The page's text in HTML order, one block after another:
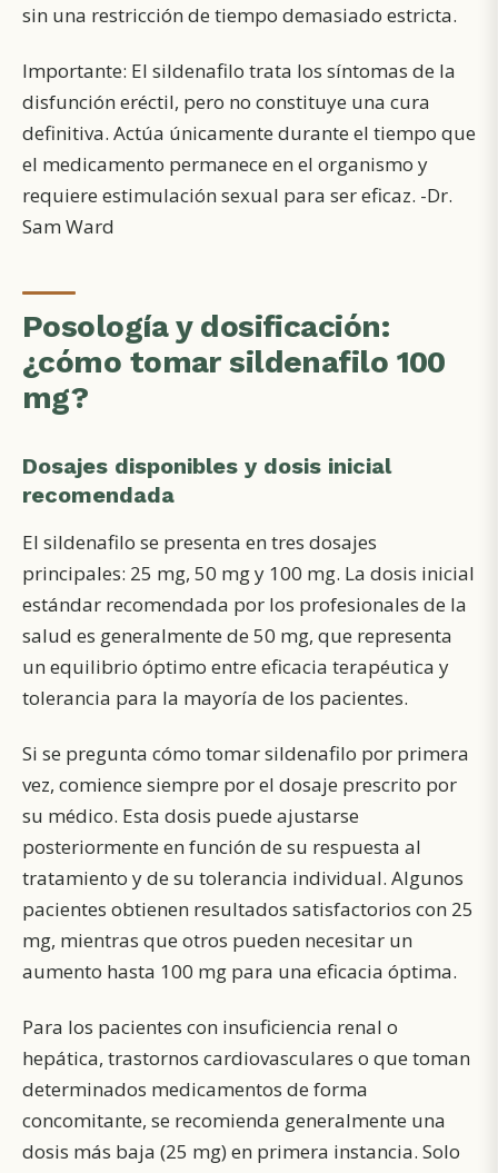
sin una restricción de tiempo demasiado estricta.
Importante: El sildenafilo trata los síntomas de la
disfunción eréctil, pero no constituye una cura
definitiva. Actúa únicamente durante el tiempo que
el medicamento permanece en el organismo y
requiere estimulación sexual para ser eficaz. -Dr.
Sam Ward
Posología y dosificación:
¿cómo tomar sildenafilo 100
mg?
Dosajes disponibles y dosis inicial
recomendada
El sildenafilo se presenta en tres dosajes
principales: 25 mg, 50 mg y 100 mg. La dosis inicial
estándar recomendada por los profesionales de la
salud es generalmente de 50 mg, que representa
un equilibrio óptimo entre eficacia terapéutica y
tolerancia para la mayoría de los pacientes.
Si se pregunta cómo tomar sildenafilo por primera
vez, comience siempre por el dosaje prescrito por
su médico. Esta dosis puede ajustarse
posteriormente en función de su respuesta al
tratamiento y de su tolerancia individual. Algunos
pacientes obtienen resultados satisfactorios con 25
mg, mientras que otros pueden necesitar un
aumento hasta 100 mg para una eficacia óptima.
Para los pacientes con insuficiencia renal o
hepática, trastornos cardiovasculares o que toman
determinados medicamentos de forma
concomitante, se recomienda generalmente una
dosis más baja (25 mg) en primera instancia. Solo